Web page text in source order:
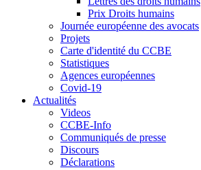
Prix Droits humains
Journée européenne des avocats
Projets
Carte d'identité du CCBE
Statistiques
Agences européennes
Covid-19
Actualités
Videos
CCBE-Info
Communiqués de presse
Discours
Déclarations